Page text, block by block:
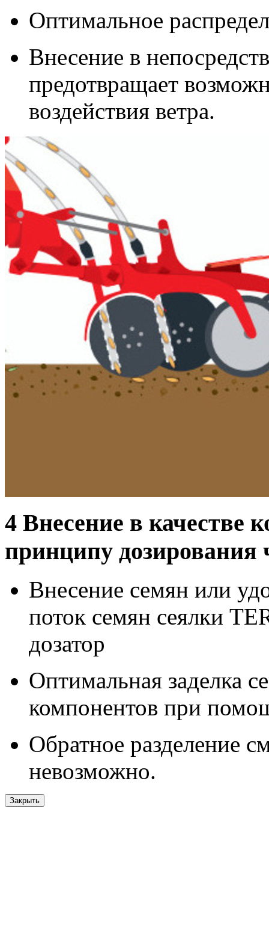
Оптимальное
Внесение в
предотвращает
воздействия ветра.
4 Внесение в качестве
принципу дозирования
Внесение семян или
поток семян сеялки
дозатор
Оптимальная заделка
компонентов при
Обратное разделение
невозможно.
Закрыть